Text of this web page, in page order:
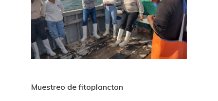
Muestreo de fitoplancton